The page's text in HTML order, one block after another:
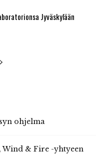
Jyväskylään
ohjelma
Wind & Fire -yhtyeen